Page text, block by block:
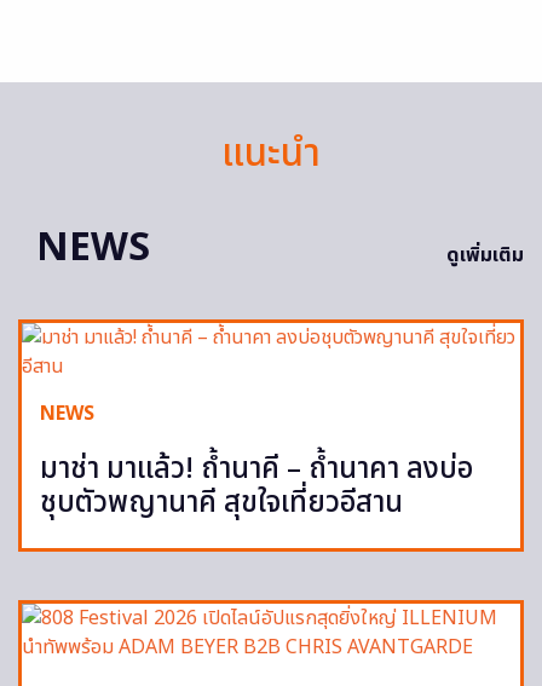
แนะนำ
NEWS
ดูเพิ่มเติม
NEWS
มาช่า มาแล้ว! ถ้ำนาคี – ถ้ำนาคา ลงบ่อ
ชุบตัวพญานาคี สุขใจเที่ยวอีสาน